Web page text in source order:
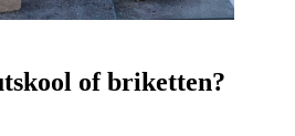
of briketten?